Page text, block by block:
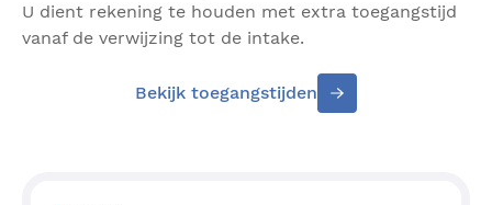
U dient rekening te houden met extra toegangstijd
vanaf de verwijzing tot de intake.
Bekijk toegangstijden